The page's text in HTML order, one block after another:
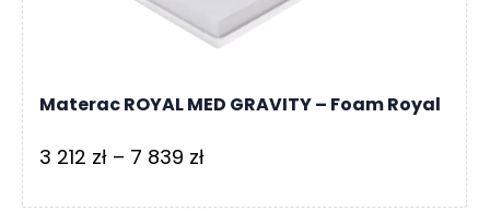
Materac ROYAL MED GRAVITY – Foam Royal
3 212 zł – 7 839 złZakres